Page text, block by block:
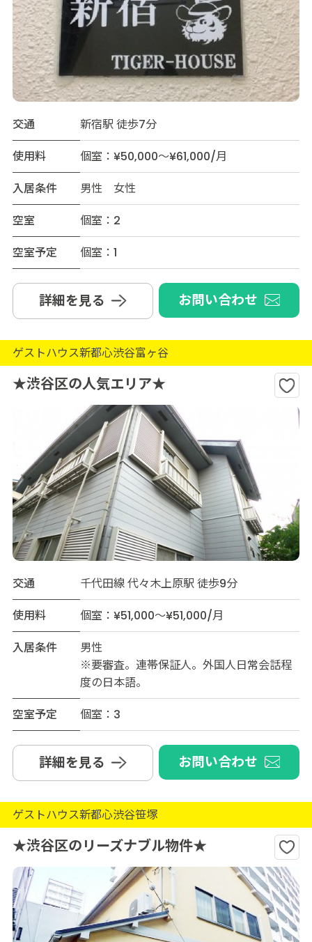
交通
新宿駅 徒歩7分
使用料
個室：¥50,000～¥61,000/月
入居条件
男性 女性
空室
個室：2
空室予定
個室：1
詳細を見る お問い合わせ
ゲストハウス新都心渋谷富ヶ谷
★渋谷区の人気エリア★
交通
千代田線 代々木上原駅 徒歩9分
使用料
個室：¥51,000～¥51,000/月
入居条件
男性
※要審査。連帯保証人。外国人日常会話程
度の日本語。
空室予定
個室：3
詳細を見る お問い合わせ
ゲストハウス新都心渋谷笹塚
★渋谷区のリーズナブル物件★